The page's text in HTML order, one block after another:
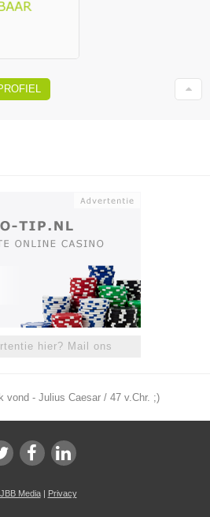
hier? Mail ons
vond - Julius Caesar / 47 v.Chr. ;)
JBB Media| Privacy